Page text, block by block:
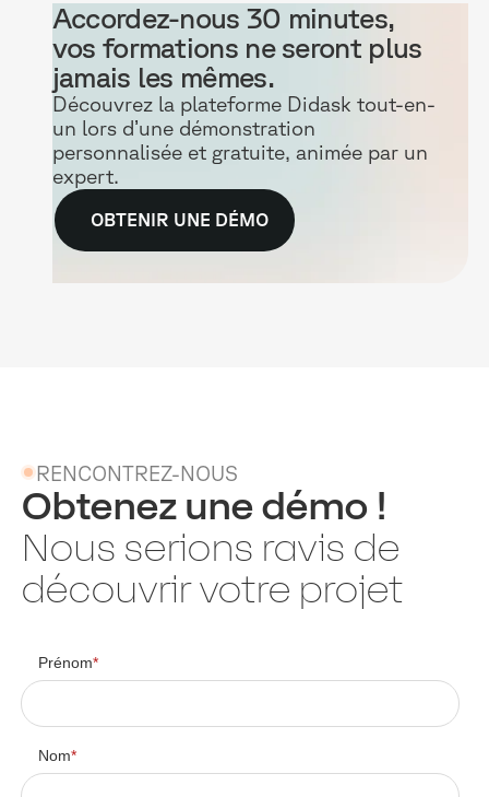
Accordez-nous 30 minutes,
vos formations ne seront plus
jamais les mêmes.
Découvrez la plateforme Didask tout-en-
un lors d’une démonstration
personnalisée et gratuite, animée par un
expert.
OBTENIR UNE DÉMO
RENCONTREZ-NOUS
Obtenez une démo !
Nous serions ravis de
découvrir votre projet
Prénom*
Nom*